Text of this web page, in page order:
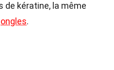
de kératine, la même
ongles.